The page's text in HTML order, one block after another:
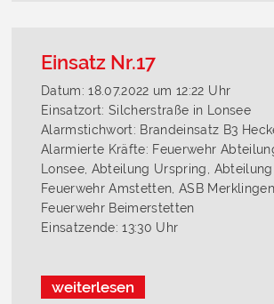
Einsatz Nr.17
Datum: 18.07.2022 um 12:22 Uhr
Einsatzort: Silcherstraße in Lonsee
Alarmstichwort: Brandeinsatz B3
Alarmierte Kräfte: Feuerwehr
Lonsee, Abteilung Urspring,
Feuerwehr Amstetten, ASB
Feuerwehr Beimerstetten
Einsatzende: 13:30 Uhr
weiterlesen